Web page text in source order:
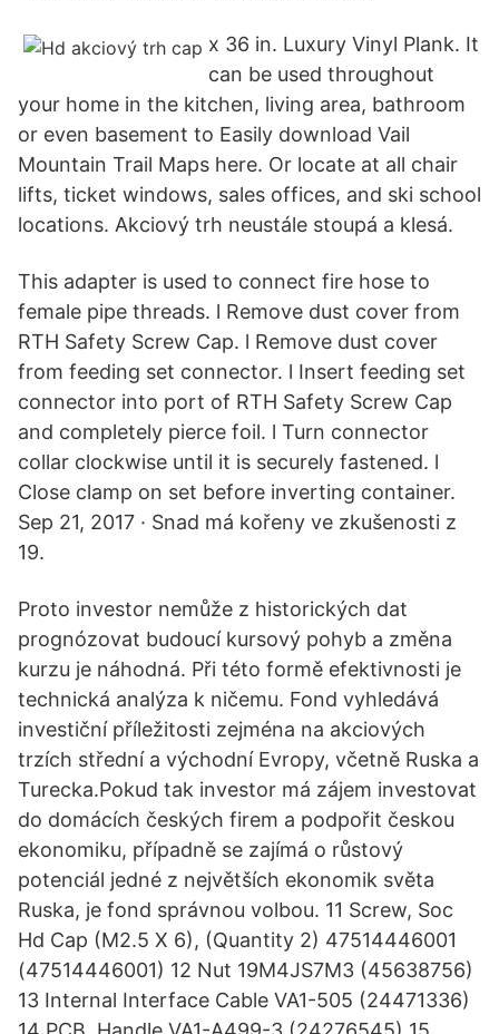
x 36 in. Luxury Vinyl Plank. It
can be used throughout
your home in the kitchen, living area, bathroom
or even basement to Easily download Vail
Mountain Trail Maps here. Or locate at all chair
lifts, ticket windows, sales offices, and ski school
locations. Akciový trh neustále stoupá a klesá.
This adapter is used to connect fire hose to
female pipe threads. l Remove dust cover from
RTH Safety Screw Cap. l Remove dust cover
from feeding set connector. l Insert feeding set
connector into port of RTH Safety Screw Cap
and completely pierce foil. l Turn connector
collar clockwise until it is securely fastened. l
Close clamp on set before inverting container.
Sep 21, 2017 · Snad má kořeny ve zkušenosti z
19.
Proto investor nemůže z historických dat
prognózovat budoucí kursový pohyb a změna
kurzu je náhodná. Při této formě efektivnosti je
technická analýza k ničemu. Fond vyhledává
investiční příležitosti zejména na akciových
trzích střední a východní Evropy, včetně Ruska a
Turecka.Pokud tak investor má zájem investovat
do domácích českých firem a podpořit českou
ekonomiku, případně se zajímá o růstový
potenciál jedné z největších ekonomik světa
Ruska, je fond správnou volbou. 11 Screw, Soc
Hd Cap (M2.5 X 6), (Quantity 2) 47514446001
(47514446001) 12 Nut 19M4JS7M3 (45638756)
13 Internal Interface Cable VA1-505 (24471336)